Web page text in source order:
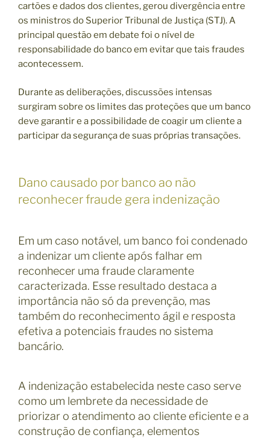
cartões e dados dos clientes, gerou divergência entre
os ministros do Superior Tribunal de Justiça (STJ). A
principal questão em debate foi o nível de
responsabilidade do banco em evitar que tais fraudes
acontecessem.
Durante as deliberações, discussões intensas
surgiram sobre os limites das proteções que um banco
deve garantir e a possibilidade de coagir um cliente a
participar da segurança de suas próprias transações.
Dano causado por banco ao não
reconhecer fraude gera indenização
Em um caso notável, um banco foi condenado
a indenizar um cliente após falhar em
reconhecer uma fraude claramente
caracterizada. Esse resultado destaca a
importância não só da prevenção, mas
também do reconhecimento ágil e resposta
efetiva a potenciais fraudes no sistema
bancário.
A indenização estabelecida neste caso serve
como um lembrete da necessidade de
priorizar o atendimento ao cliente eficiente e a
construção de confiança, elementos